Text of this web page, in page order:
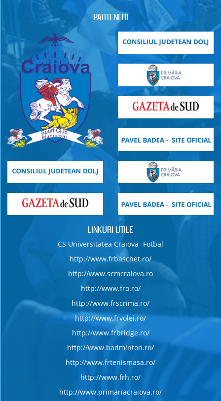
PARTENERI
LINKURI UTILE
CS Universitatea Craiova -Fotbal
http://www.frbaschet.ro/
http://www.scmcraiova.ro
http://www.fro.ro/
http://www.frscrima.ro/
http://www.frvolei.ro/
http://www.frbridge.ro/
http://www.badminton.ro/
http://www.frtenismasa.ro/
http://www.frh.ro/
http://www.primariacraiova.ro/